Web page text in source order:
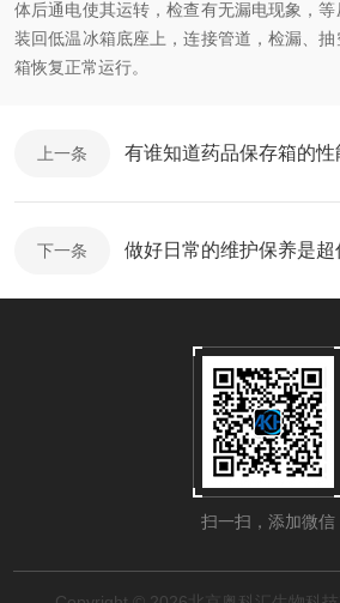
体后通电使其运转，检查有无漏电现象，等
装回低温冰箱底座上，连接管道，检漏、
箱恢复正常运行。
上一条 有谁知道药品保存箱的性
下一条
扫一扫，添加微信